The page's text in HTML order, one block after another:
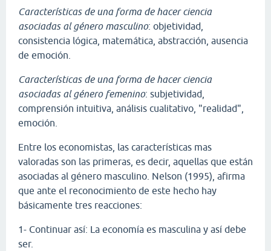
Características de una forma de hacer ciencia
asociadas al género masculino: objetividad,
consistencia lógica, matemática, abstracción, ausencia
de emoción.
Características de una forma de hacer ciencia
asociadas al género femenino: subjetividad,
comprensión intuitiva, análisis cualitativo, "realidad",
emoción.
Entre los economistas, las características mas
valoradas son las primeras, es decir, aquellas que están
asociadas al género masculino. Nelson (1995), afirma
que ante el reconocimiento de este hecho hay
básicamente tres reacciones:
1- Continuar así: La economía es masculina y así debe
ser.